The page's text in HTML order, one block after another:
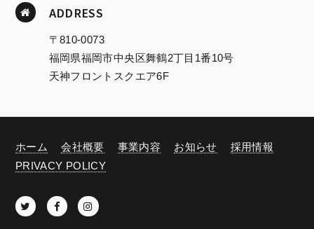
ADDRESS
〒810-0073
福岡県福岡市中央区舞鶴2丁目1番10号
天神フロントスクエア6F
ホーム 会社概要 事業内容 お知らせ
採用情報
PRIVACY POLICY